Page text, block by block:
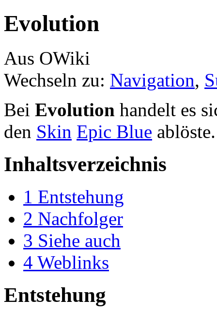
Evolution
Aus OWiki
Wechseln zu: Navigation,
Bei Evolution handelt es
den Skin Epic Blue ablöste.
Inhaltsverzeichnis
1 Entstehung
2 Nachfolger
3 Siehe auch
4 Weblinks
Entstehung